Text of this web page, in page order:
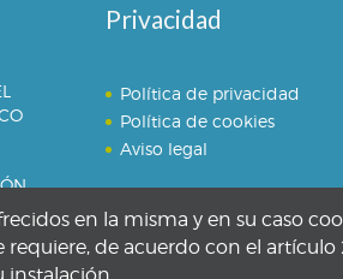
Privacidad
Política de privacidad
Política de cookies
Aviso legal
en la misma y en su caso
de acuerdo con el artículo